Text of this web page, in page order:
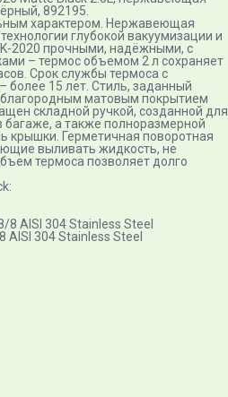
892195.
характером. Нержавеющая
глубокой вакуумизации и
2020 прочными, надёжными, с
– термос объемом 2 л сохраняет
Срок службы термоса с
более 15 лет. Стиль, заданный
матовым покрытием
складной ручкой, созданной для
а также полноразмерной
Герметичная поворотная
выливать жидкость, не
термоса позволяет долго
AISI 304 Stainless Steel
304 Stainless Steel